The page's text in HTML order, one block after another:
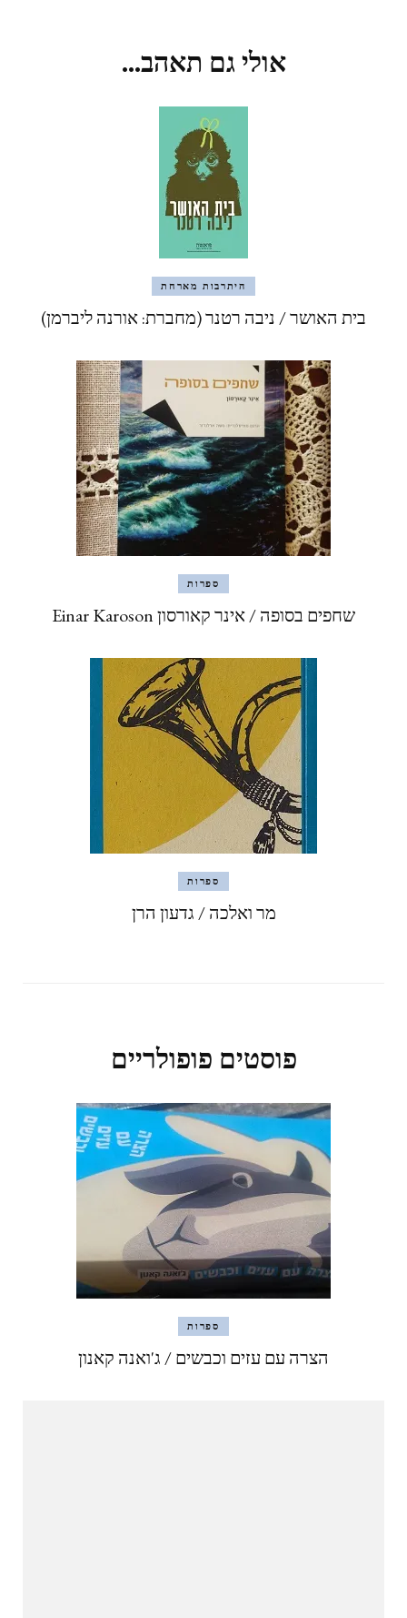
אולי גם תאהב...
היתרבות מארחת
בית האושר / ניבה רטנר (מחברת: אורנה ליברמן)
ספרות
שחפים בסופה / אינר קאורסון Einar Karoson
ספרות
מר ואלכה / גדעון הרן
פוסטים פופולריים
ספרות
הצרה עם עזים וכבשים / ג'ואנה קאנון